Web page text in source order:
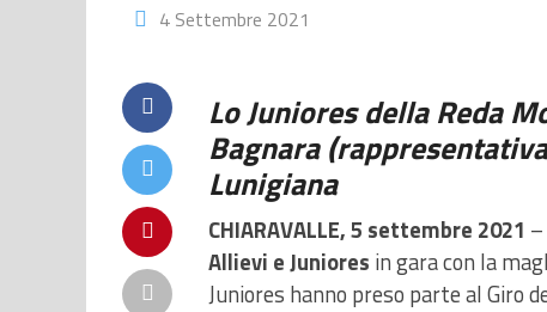
4 Settembre 2021
Lo Juniores della Reda
Bagnara
Lunigiana
CHIARAVALLE, 5 settembre 2021
Allievi e Juniores in gara con la
Juniores hanno preso parte al Giro